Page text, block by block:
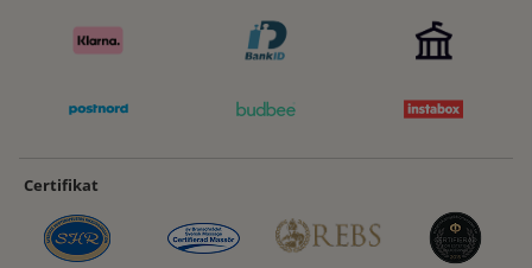
Certifikat